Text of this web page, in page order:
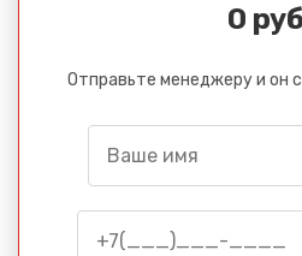
0
Отправьте менеджеру и он